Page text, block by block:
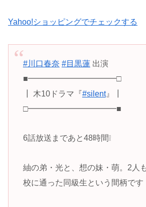
Yahoo!ショッピングでチェックする
#川口春奈 #目黒蓮出演
■━━━━━━━━━━━□
┃ 木10ドラマ『#silent』┃
□━━━━━━━━━━━■
6話放送まであと48時間❕
紬の弟・光と、想の妹・萌。2人
校に通った同級生という間柄です